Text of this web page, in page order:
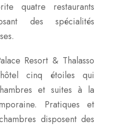
quatre restaurants
des spécialités
Resort & Thalasso
cinq étoiles qui
et suites à la
Pratiques et
disposent des